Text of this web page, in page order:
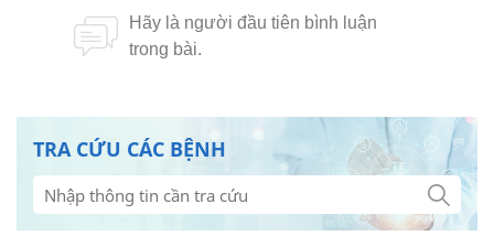
TRA CỨU CÁC BỆNH